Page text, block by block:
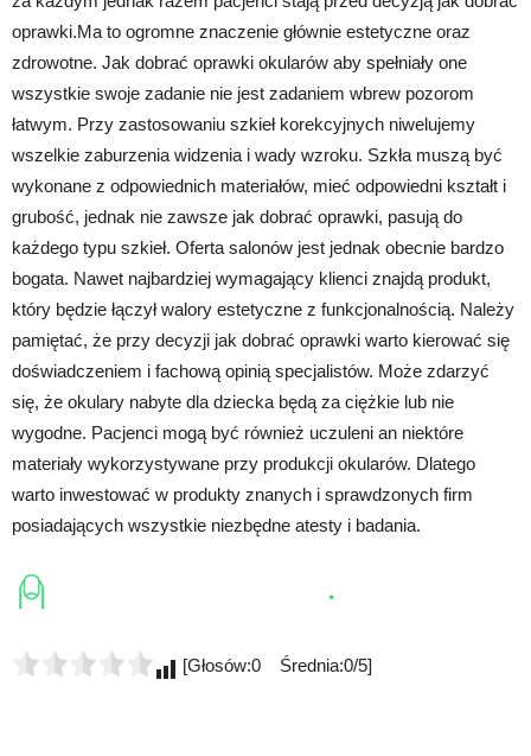
oprawki.Ma to ogromne znaczenie głównie estetyczne oraz
zdrowotne. Jak dobrać oprawki okularów aby spełniały one
wszystkie swoje zadanie nie jest zadaniem wbrew pozorom
łatwym. Przy zastosowaniu szkieł korekcyjnych niwelujemy
wszelkie zaburzenia widzenia i wady wzroku. Szkła muszą być
wykonane z odpowiednich materiałów, mieć odpowiedni kształt i
grubość, jednak nie zawsze jak dobrać oprawki, pasują do
każdego typu szkieł. Oferta salonów jest jednak obecnie bardzo
bogata. Nawet najbardziej wymagający klienci znajdą produkt,
który będzie łączył walory estetyczne z funkcjonalnością. Należy
pamiętać, że przy decyzji jak dobrać oprawki warto kierować się
doświadczeniem i fachową opinią specjalistów. Może zdarzyć
się, że okulary nabyte dla dziecka będą za ciężkie lub nie
wygodne. Pacjenci mogą być również uczuleni an niektóre
materiały wykorzystywane przy produkcji okularów. Dlatego
warto inwestować w produkty znanych i sprawdzonych firm
posiadających wszystkie niezbędne atesty i badania.
[Głosów:0 Średnia:0/5]